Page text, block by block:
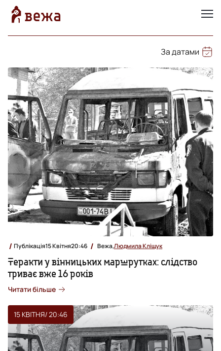
За датами
Публікація15 Квітня20:46 Вежа,Людмила Кліщук
Теракти у вінницьких маршрутках: слідство
триває вже 16 років
Читати більше
15 КВІТНЯ/ 20:46